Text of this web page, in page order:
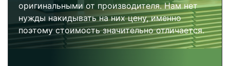
оригинальными от производителя. Нам нет
нужды накидывать на них цену, именно
поэтому стоимость значительно отличается.